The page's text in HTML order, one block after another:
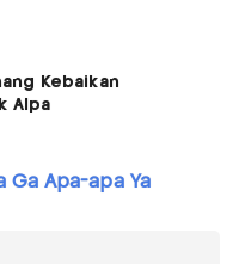
Kebaikan
Alpa
Ga Apa-apa Ya